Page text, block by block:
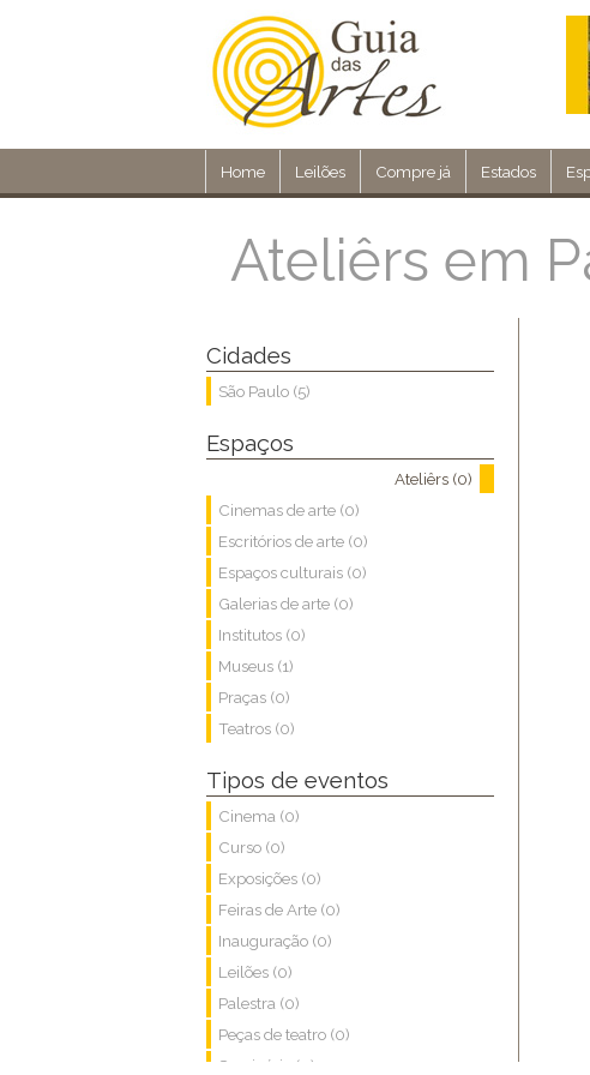
Home Leilões Compre já Estados
Ateliêrs em
Cidades
São Paulo (5)
Espaços
Ateliêrs (0)
Cinemas de arte (0)
Escritórios de arte (0)
Espaços culturais (0)
Galerias de arte (0)
Institutos (0)
Museus (1)
Praças (0)
Teatros (0)
Tipos de eventos
Cinema (0)
Curso (0)
Exposições (0)
Feiras de Arte (0)
Inauguração (0)
Leilões (0)
Palestra (0)
Peças de teatro (0)
Seminário (0)